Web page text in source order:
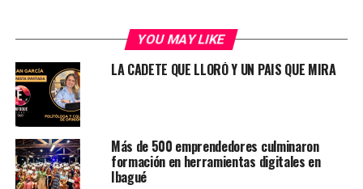
YOU MAY LIKE
LA CADETE QUE LLORÓ Y UN PAIS QUE MIRA
Más de 500 emprendedores culminaron
formación en herramientas digitales en
Ibagué